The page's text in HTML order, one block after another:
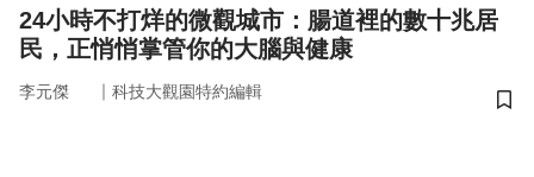
24小時不打烊的微觀城市：腸道裡的數十兆居
民，正悄悄掌管你的大腦與健康
李元傑 ｜ 科技大觀園特約編輯
儲